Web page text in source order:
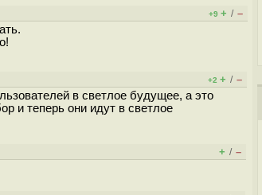
+9 + / –
+2 + / –
в светлое будущее, а это
и теперь они идут в светлое
+ / –